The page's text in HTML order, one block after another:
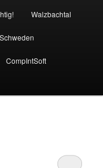
Walzbachtal
Schweden
CompIntSoft